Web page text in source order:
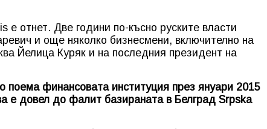
е отнет. Две години по-късно руските власти
и още няколко бизнесмени, включително на
Йелица Куряк и на последния президент на
поема финансовата институция през януари 2015
е довел до фалит базираната в Белград Srpska